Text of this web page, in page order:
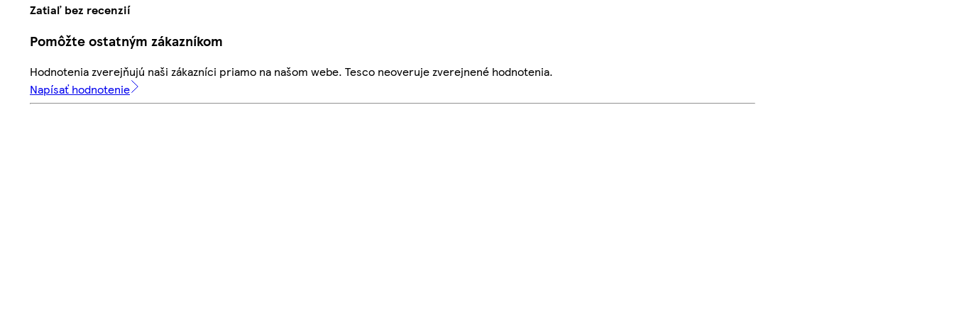
Zatiaľ bez recenzií
Pomôžte ostatným zákazníkom
Hodnotenia zverejňujú naši zákazníci priamo na našom webe. Tesco neoveruje zverejnené hodnotenia.
Napísať hodnotenie